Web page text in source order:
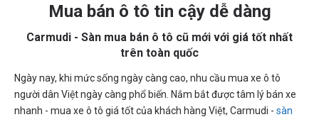
Mua bán ô tô tin cậy dễ dàng
Carmudi - Sàn mua bán ô tô cũ mới với giá tốt nhất
trên toàn quốc
Ngày nay, khi mức sống ngày càng cao, nhu cầu mua xe ô tô
người dân Việt ngày càng phổ biến. Nắm bắt được tâm lý bán xe
nhanh - mua xe ô tô giá tốt của khách hàng Việt, Carmudi - sàn